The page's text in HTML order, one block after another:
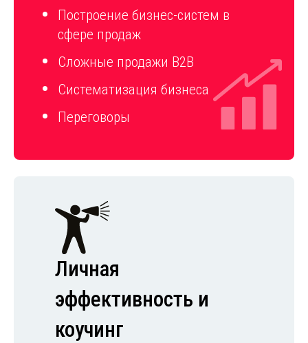
Построение бизнес-систем в
сфере продаж
Сложные продажи B2B
Систематизация бизнеса
Переговоры
Личная
эффективность и
коучинг